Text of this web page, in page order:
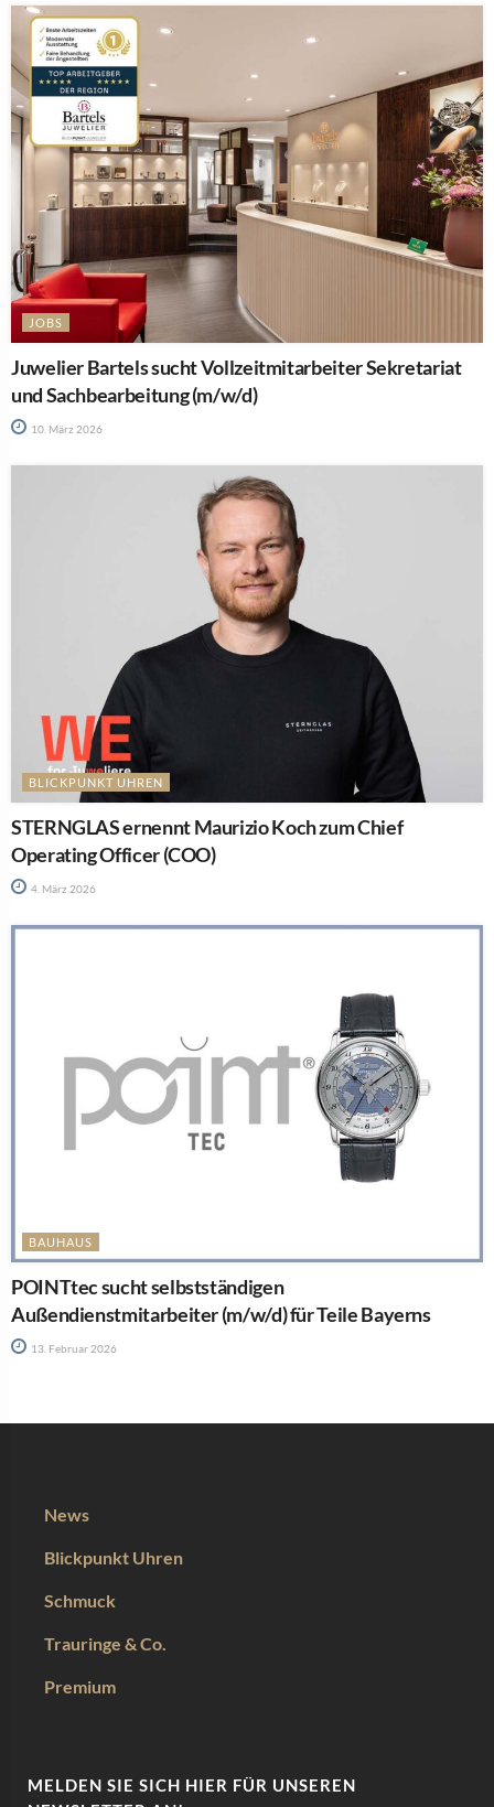
JOBS
Juwelier Bartels sucht Vollzeitmitarbeiter Sekretariat
und Sachbearbeitung (m/w/d)
10. März 2026
BLICKPUNKT UHREN
STERNGLAS ernennt Maurizio Koch zum Chief
Operating Officer (COO)
4. März 2026
BAUHAUS
POINTtec sucht selbstständigen
Außendienstmitarbeiter (m/w/d) für Teile Bayerns
13. Februar 2026
News
Blickpunkt Uhren
Schmuck
Trauringe & Co.
Premium
MELDEN SIE SICH HIER FÜR UNSEREN